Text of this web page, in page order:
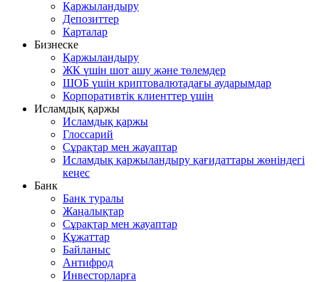
Қаржыландыру
Депозиттер
Карталар
Бизнеске
Қаржыландыру
ЖК үшін шот ашу және төлемдер
ШОБ үшін криптовалютадағы аударымдар
Корпоративтік клиенттер үшін
Исламдық қаржы
Исламдық қаржы
Глоссарий
Сұрақтар мен жауаптар
Исламдық қаржыландыру қағидаттары жөніндегі
кеңес
Банк
Банк туралы
Жаңалықтар
Сұрақтар мен жауаптар
Құжаттар
Байланыс
Антифрод
Инвесторларға